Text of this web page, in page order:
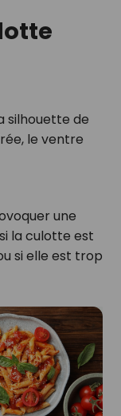
silhouette de
le ventre
une
la culotte est
si elle est trop